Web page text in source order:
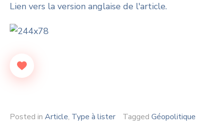
Lien vers la version anglaise de l'article.
Posted in Article, Type à lister Tagged Géopolitique